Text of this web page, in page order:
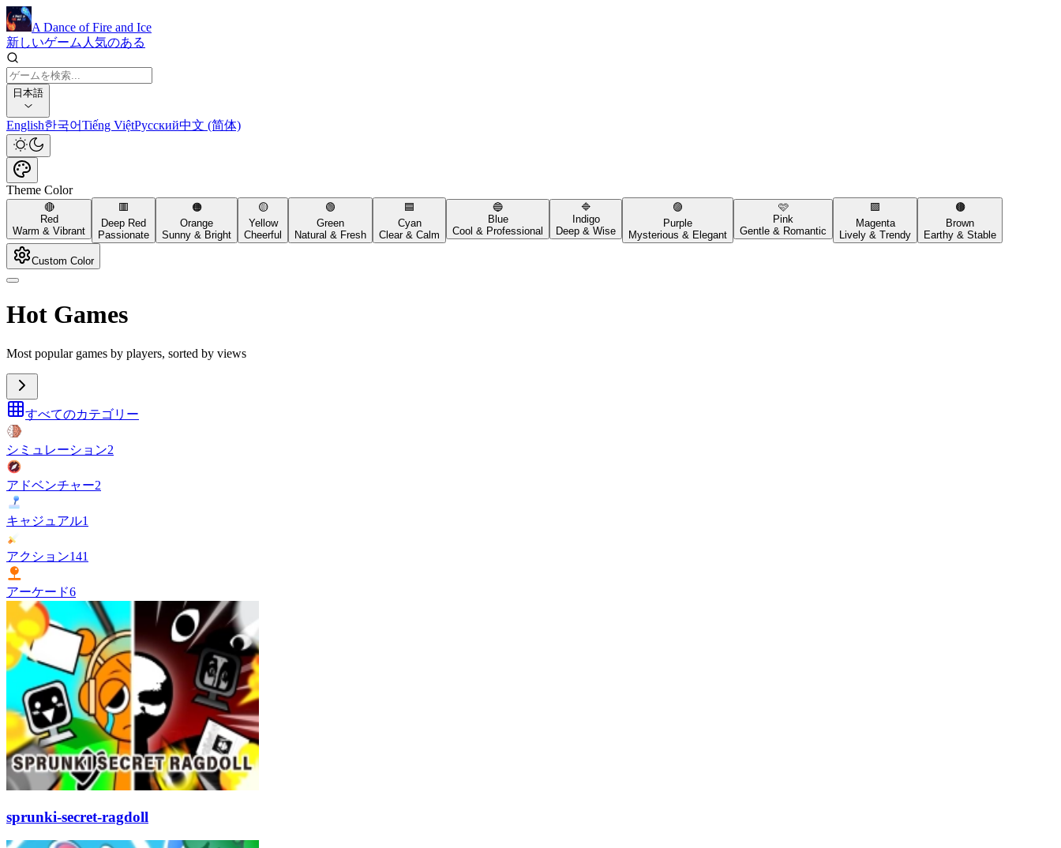
A Dance of Fire and Ice
新しいゲーム 人気のある
日本語
English한국어Tiếng ViệtРусский中文 (简体)
Theme Color
🔴
Red
Warm & Vibrant
🟥
Deep Red
Passionate
🟠
Orange
Sunny & Bright
🟡
Yellow
Cheerful
🟢
Green
Natural & Fresh
🟦
Cyan
Clear & Calm
🔵
Blue
Cool & Professional
🔷
Indigo
Deep & Wise
🟣
Purple
Mysterious & Elegant
🩷
Pink
Gentle & Romantic
🟪
Magenta
Lively & Trendy
🟤
Brown
Earthy & Stable
Custom Color
Hot Games
Most popular games by players, sorted by views
すべてのカテゴリー
シミュレーション2
アドベンチャー2
キャジュアル1
アクション141
アーケード6
sprunki-secret-ragdoll